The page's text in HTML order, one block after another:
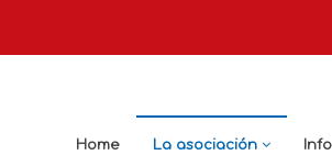
Home La asociación